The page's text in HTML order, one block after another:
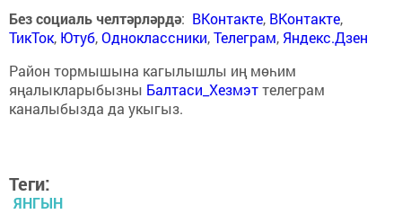
Без социаль челтәрләрдә: ВКонтакте, ВКонтакте,
ТикТок, Ютуб,Одноклассники,Телеграм, Яндекс.Дзен
Район тормышына кагылышлы иң мөһим
яңалыкларыбызны Балтаси_Хезмэттелеграм
каналыбызда да укыгыз.
Теги:
ЯНГЫН